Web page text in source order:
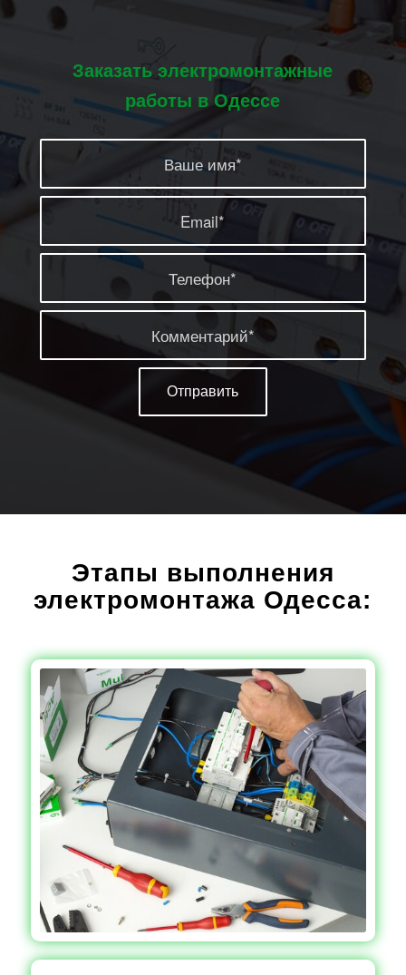
Заказать электромонтажные
работы в Одессе
Этапы выполнения
электромонтажа Одесса: